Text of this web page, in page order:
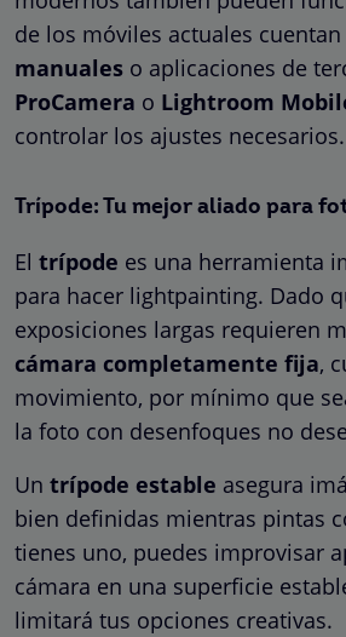
de los móviles actuales cuentan
manuales o aplicaciones de
ProCamera o Lightroom
controlar los ajustes necesarios.
Trípode: Tu mejor aliado para
El trípode es una herramienta
para hacer lightpainting. Dado
exposiciones largas requieren
cámara completamente fija,
movimiento, por mínimo que
la foto con desenfoques no
Un trípode estable asegura
bien definidas mientras pintas
tienes uno, puedes improvisar
cámara en una superficie
limitará tus opciones creativas.